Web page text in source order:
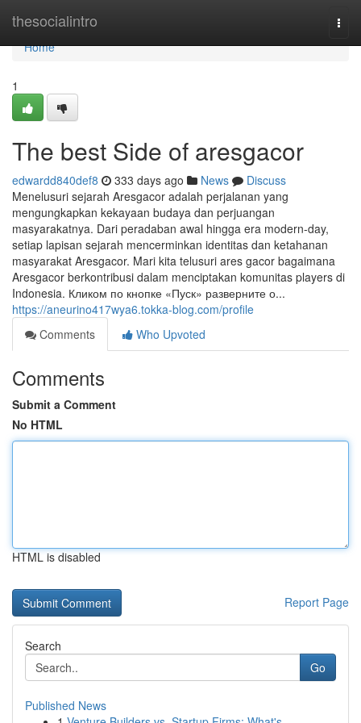
thesocialintro
Home
Home
1
The best Side of aresgacor
edwardd840def8 333 days ago News
Discuss
Menelusuri sejarah Aresgacor adalah perjalanan yang
mengungkapkan kekayaan budaya dan perjuangan
masyarakatnya. Dari peradaban awal hingga era modern-day,
setiap lapisan sejarah mencerminkan identitas dan ketahanan
masyarakat Aresgacor. Mari kita telusuri ares gacor bagaimana
Aresgacor berkontribusi dalam menciptakan komunitas players di
Indonesia. Кликом по кнопке «Пуск» разверните о...
https://aneurino417wya6.tokka-blog.com/profile
Comments
Who Upvoted
Comments
Submit a Comment
No HTML
HTML is disabled
Report Page
Search
Go
Published News